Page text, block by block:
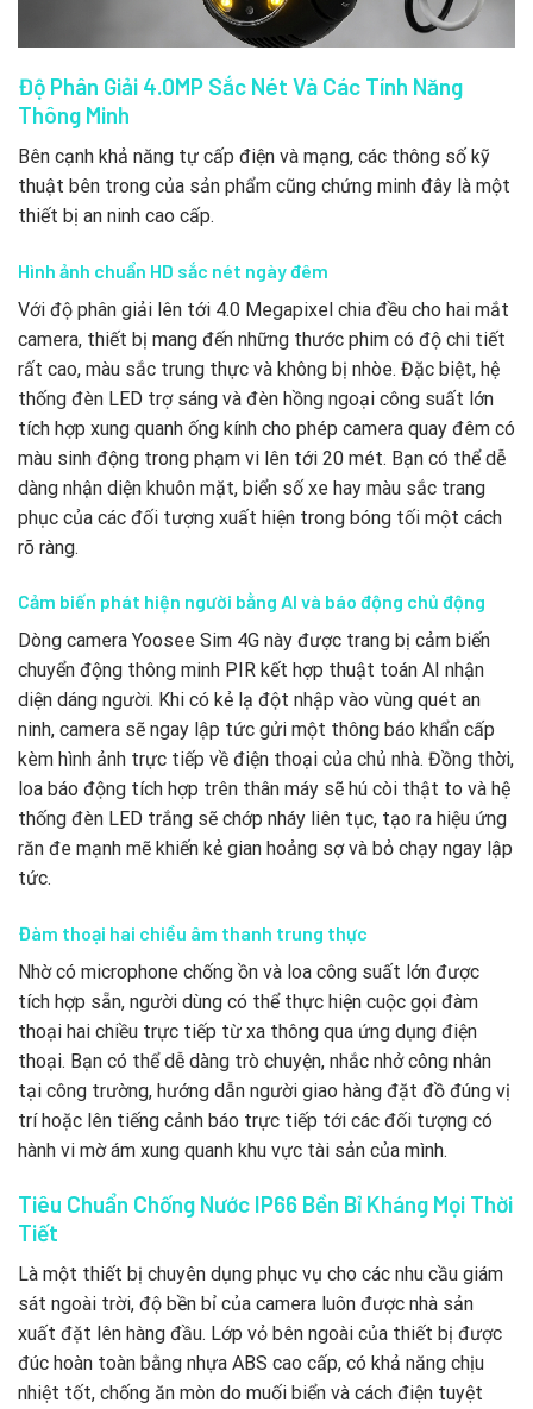
Độ Phân Giải 4.0MP Sắc Nét Và Các Tính Năng
Thông Minh
Bên cạnh khả năng tự cấp điện và mạng, các thông số kỹ
thuật bên trong của sản phẩm cũng chứng minh đây là một
thiết bị an ninh cao cấp.
Hình ảnh chuẩn HD sắc nét ngày đêm
Với độ phân giải lên tới 4.0 Megapixel chia đều cho hai mắt
camera, thiết bị mang đến những thước phim có độ chi tiết
rất cao, màu sắc trung thực và không bị nhòe. Đặc biệt, hệ
thống đèn LED trợ sáng và đèn hồng ngoại công suất lớn
tích hợp xung quanh ống kính cho phép camera quay đêm có
màu sinh động trong phạm vi lên tới 20 mét. Bạn có thể dễ
dàng nhận diện khuôn mặt, biển số xe hay màu sắc trang
phục của các đối tượng xuất hiện trong bóng tối một cách
rõ ràng.
Cảm biến phát hiện người bằng AI và báo động chủ động
Dòng camera Yoosee Sim 4G này được trang bị cảm biến
chuyển động thông minh PIR kết hợp thuật toán AI nhận
diện dáng người. Khi có kẻ lạ đột nhập vào vùng quét an
ninh, camera sẽ ngay lập tức gửi một thông báo khẩn cấp
kèm hình ảnh trực tiếp về điện thoại của chủ nhà. Đồng thời,
loa báo động tích hợp trên thân máy sẽ hú còi thật to và hệ
thống đèn LED trắng sẽ chớp nháy liên tục, tạo ra hiệu ứng
răn đe mạnh mẽ khiến kẻ gian hoảng sợ và bỏ chạy ngay lập
tức.
Đàm thoại hai chiều âm thanh trung thực
Nhờ có microphone chống ồn và loa công suất lớn được
tích hợp sẵn, người dùng có thể thực hiện cuộc gọi đàm
thoại hai chiều trực tiếp từ xa thông qua ứng dụng điện
thoại. Bạn có thể dễ dàng trò chuyện, nhắc nhở công nhân
tại công trường, hướng dẫn người giao hàng đặt đồ đúng vị
trí hoặc lên tiếng cảnh báo trực tiếp tới các đối tượng có
hành vi mờ ám xung quanh khu vực tài sản của mình.
Tiêu Chuẩn Chống Nước IP66 Bền Bỉ Kháng Mọi Thời
Tiết
Là một thiết bị chuyên dụng phục vụ cho các nhu cầu giám
sát ngoài trời, độ bền bỉ của camera luôn được nhà sản
xuất đặt lên hàng đầu. Lớp vỏ bên ngoài của thiết bị được
đúc hoàn toàn bằng nhựa ABS cao cấp, có khả năng chịu
nhiệt tốt, chống ăn mòn do muối biển và cách điện tuyệt